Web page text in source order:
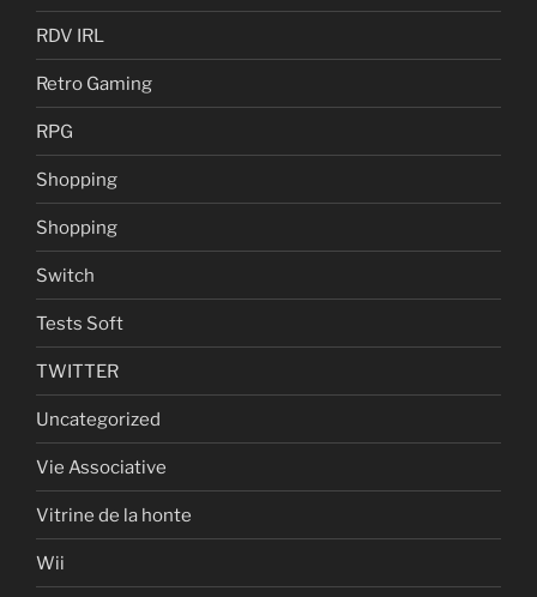
RDV IRL
Retro Gaming
RPG
Shopping
Shopping
Switch
Tests Soft
TWITTER
Uncategorized
Vie Associative
Vitrine de la honte
Wii